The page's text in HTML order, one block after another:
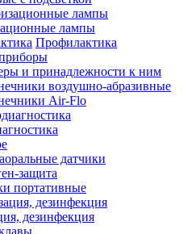
лампы
Профилактика
и принадлежности к ним
воздушно-абразивные
Air-Flo
датчики
защита
портативные
дезинфекция